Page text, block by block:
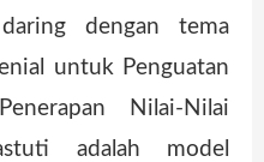
dengan tema
untuk Penguatan
Nilai-Nilai
adalah model